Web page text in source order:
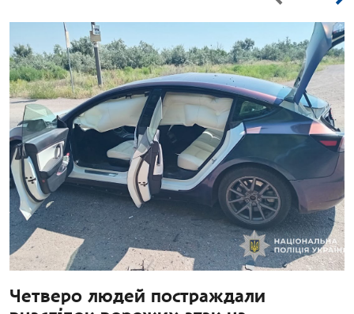
Четверо людей постраждали